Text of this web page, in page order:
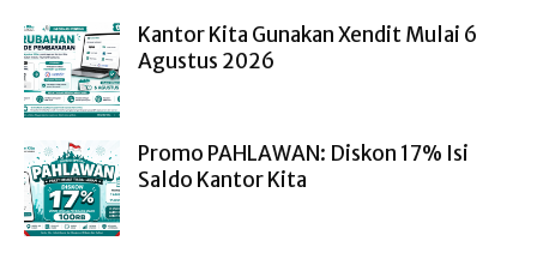
Kantor Kita Gunakan Xendit Mulai 6
Agustus 2026
Promo PAHLAWAN: Diskon 17% Isi
Saldo Kantor Kita